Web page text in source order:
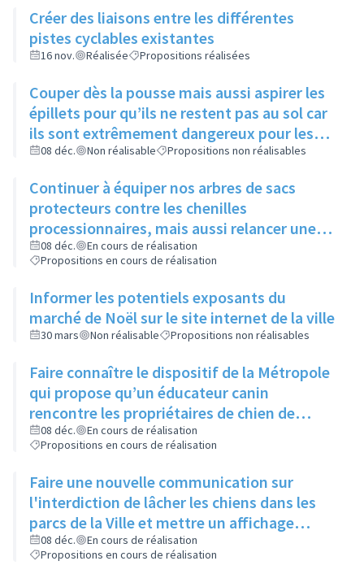
Créer des liaisons entre les différentes
pistes cyclables existantes
16 nov. Réalisée Propositions réalisées
Couper dès la pousse mais aussi aspirer les
épillets pour qu’ils ne restent pas au sol car
ils sont extrêmement dangereux pour les
animaux
08 déc. Non réalisable Propositions non réalisables
Continuer à équiper nos arbres de sacs
protecteurs contre les chenilles
processionnaires, mais aussi relancer une
communication sur leur utilité, leur
importance et l’intérêt commun de ne pas y
toucher
08 déc.
En cours de réalisation
Propositions en cours de réalisation
Informer les potentiels exposants du
marché de Noël sur le site internet de la ville
30 mars Non réalisable Propositions non réalisables
Faire connaître le dispositif de la Métropole
qui propose qu’un éducateur canin
rencontre les propriétaires de chien de
moins d’un an pour leur expliquer les
principaux signaux, via un article dans le
Rilliard et/ou le Facebook de la ville
08 déc.
En cours de réalisation
Propositions en cours de réalisation
Faire une nouvelle communication sur
l'interdiction de lâcher les chiens dans les
parcs de la Ville et mettre un affichage
mentionnant l'arrêté municipal à l'entrée de
chaque parc
08 déc.
En cours de réalisation
Propositions en cours de réalisation